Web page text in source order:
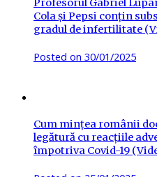
Profesorul Gabriel
Cola și Pepsi conțin
gradul de infertilitate
Posted on 30/01/2025
Cum mințea românii
legătură cu reacțiile
împotriva Covid-19